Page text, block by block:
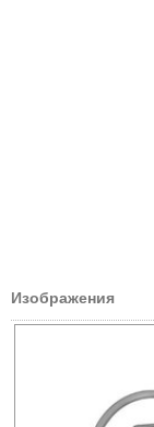
Изображения